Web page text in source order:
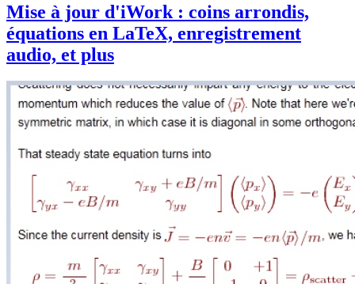
Mise à jour d'iWork : coins arrondis,
équations en LaTeX, enregistrement
audio, et plus